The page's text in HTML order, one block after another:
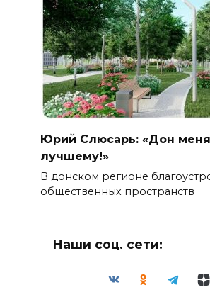
Юрий Слюсарь: «Дон
лучшему!»
В донском регионе
общественных пространств
Наши соц. сети: